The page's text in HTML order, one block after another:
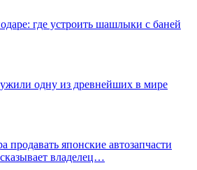
где устроить шашлыки с баней
одну из древнейших в мире
продавать японские автозапчасти
владелец…